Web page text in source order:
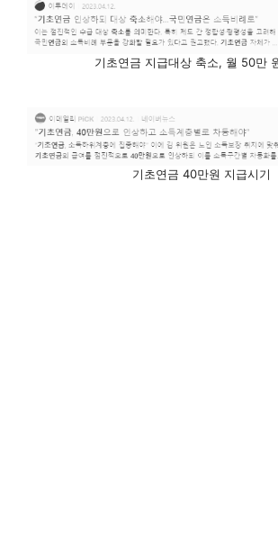
기초연금 지급대상 축소, 월 50만
기초연금 40만원 지급시기